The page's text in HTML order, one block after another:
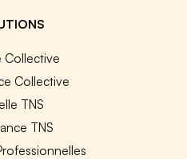
Collective
Collective
TNS
TNS